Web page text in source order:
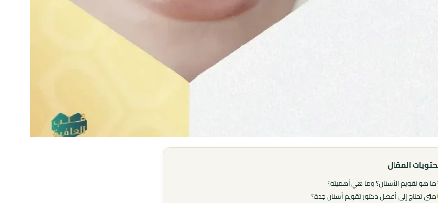
المقال
ما هو تقويم الأسنان؟ وما هي أهميته؟
متى تحتاج إلى أفضل دكتور تقويم أسنان جدة؟